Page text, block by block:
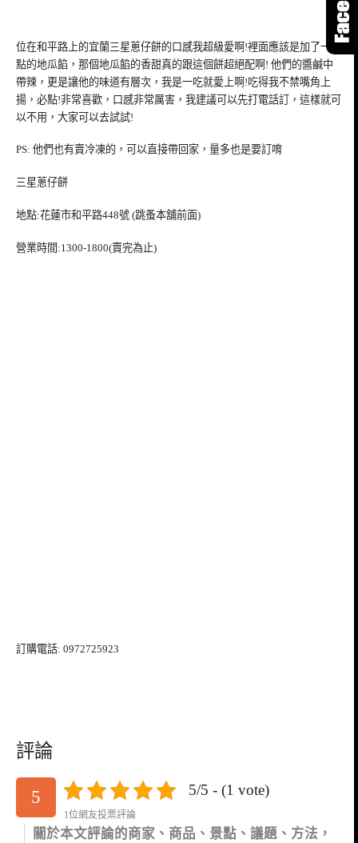
位在和平路上的宜蘭三星蔥仔餅的口感我超級愛啊!裡面應該是加了一點
點的地瓜餡，那個地瓜餡的香甜真的跟這個餅超絕配啊! 他們的醬鹹中
帶辣，更是讓他的味道有層次，我是一吃就愛上啊!吃得我不禁嘴角上
揚，必點!非常喜歡，口感非常厲害，我建議可以先打電話訂，這樣就可
以不用，大家可以去試試!
PS: 他們也有賣冷凍的，可以直接帶回家，量多也是要訂唷
三星蔥仔餅
地點:花蓮市和平路448號 (跳蚤本舖前面)
營業時間:1300-1800(賣完為止)
訂購電話: 0972725923
評論
5 5/5 - (1 vote)
1位網友投票評論
關於本文評論的商家、商品、景點、議題、方法，